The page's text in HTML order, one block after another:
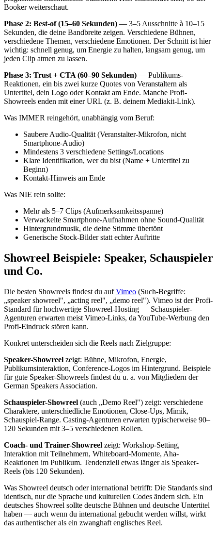
Booker weiterschaut.
Phase 2: Best-of (15–60 Sekunden) — 3–5 Ausschnitte à 10–15
Sekunden, die deine Bandbreite zeigen. Verschiedene Bühnen,
verschiedene Themen, verschiedene Emotionen. Der Schnitt ist hier
wichtig: schnell genug, um Energie zu halten, langsam genug, um
jeden Clip atmen zu lassen.
Phase 3: Trust + CTA (60–90 Sekunden) — Publikums-
Reaktionen, ein bis zwei kurze Quotes von Veranstaltern als
Untertitel, dein Logo oder Kontakt am Ende. Manche Profi-
Showreels enden mit einer URL (z. B. deinem Mediakit-Link).
Was IMMER reingehört, unabhängig vom Beruf:
Saubere Audio-Qualität (Veranstalter-Mikrofon, nicht
Smartphone-Audio)
Mindestens 3 verschiedene Settings/Locations
Klare Identifikation, wer du bist (Name + Untertitel zu
Beginn)
Kontakt-Hinweis am Ende
Was NIE rein sollte:
Mehr als 5–7 Clips (Aufmerksamkeitsspanne)
Verwackelte Smartphone-Aufnahmen ohne Sound-Qualität
Hintergrundmusik, die deine Stimme übertönt
Generische Stock-Bilder statt echter Auftritte
Showreel Beispiele: Speaker, Schauspieler
und Co.
Die besten Showreels findest du aufVimeo (Such-Begriffe:
„speaker showreel", „acting reel", „demo reel"). Vimeo ist der Profi-
Standard für hochwertige Showreel-Hosting — Schauspieler-
Agenturen erwarten meist Vimeo-Links, da YouTube-Werbung den
Profi-Eindruck stören kann.
Konkret unterscheiden sich die Reels nach Zielgruppe:
Speaker-Showreel zeigt: Bühne, Mikrofon, Energie,
Publikumsinteraktion, Conference-Logos im Hintergrund. Beispiele
für gute Speaker-Showreels findest du u. a. von Mitgliedern der
German Speakers Association.
Schauspieler-Showreel (auch „Demo Reel") zeigt: verschiedene
Charaktere, unterschiedliche Emotionen, Close-Ups, Mimik,
Schauspiel-Range. Casting-Agenturen erwarten typischerweise 90–
120 Sekunden mit 3–5 verschiedenen Rollen.
Coach- und Trainer-Showreel zeigt: Workshop-Setting,
Interaktion mit Teilnehmern, Whiteboard-Momente, Aha-
Reaktionen im Publikum. Tendenziell etwas länger als Speaker-
Reels (bis 120 Sekunden).
Was Showreel deutsch oder international betrifft: Die Standards sind
identisch, nur die Sprache und kulturellen Codes ändern sich. Ein
deutsches Showreel sollte deutsche Bühnen und deutsche Untertitel
haben — auch wenn du international gebucht werden willst, wirkt
das authentischer als ein zwanghaft englisches Reel.